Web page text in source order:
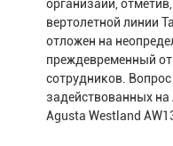
организаии,
вертолетной линии
отложен на
преждевременный
сотрудников.
задействованных на
Agusta Westland